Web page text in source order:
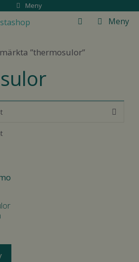
Meny
Meny
”thermosulor”